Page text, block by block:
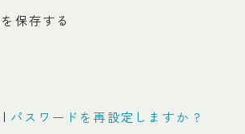
保存する
| パスワードを再設定しますか ?